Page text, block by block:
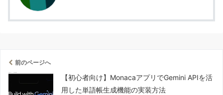
前のページへ
【初心者向け】MonacaアプリでGemini APIを活
用した単語帳生成機能の実装方法